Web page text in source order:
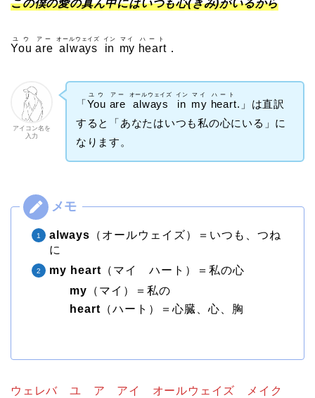
この僕の愛の真ん中にはいつも心(きみ)がいるから
You
ユウ
are
アー
always
オールウェイズ
in
イン
my
マイ
heart
ハート
．
アイコン名を
入力
「You
ユウ
are
アー
always
オールウェイズ
in
イン
my
マイ
heart
ハート
.」は直訳
すると「あなたはいつも私の心にいる」に
なります。
always （オールウェイズ）＝いつも、つね
に
my heart （マイ ハート）＝私の心
my （マイ）＝私の
heart （ハート）＝心臓、心、胸
ウェレバ ユ ア アイ オールウェイズ メイク